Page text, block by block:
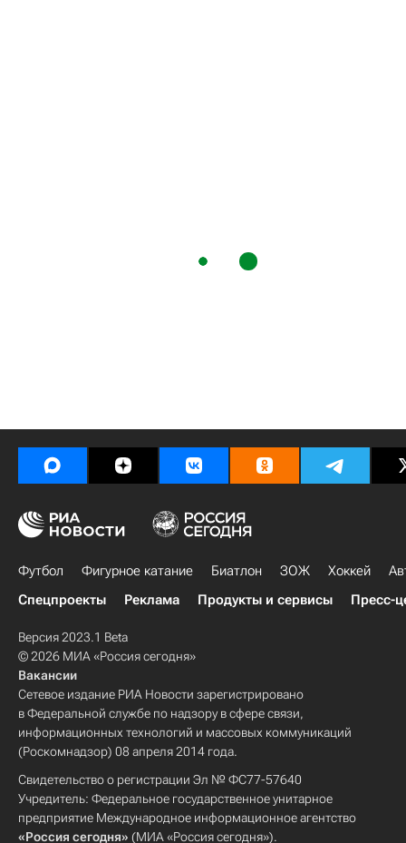
Футбол Фигурное катание Биатлон ЗОЖ Хоккей
Спецпроекты
Реклама Продукты и сервисы Пресс-
Версия 2023.1 Beta
© 2026 МИА «Россия сегодня»
Вакансии
Сетевое издание РИА Новости зарегистрировано
в Федеральной службе по надзору в сфере связи,
информационных технологий и массовых коммуникаций
(Роскомнадзор) 08 апреля 2014 года.
Свидетельство о регистрации Эл № ФС77-57640
Учредитель: Федеральное государственное унитарное
предприятие Международное информационное агентство
«Россия сегодня» (МИА «Россия сегодня»).